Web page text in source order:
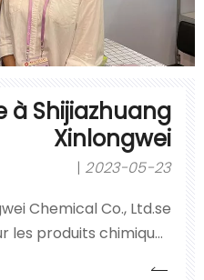
à Shijiazhuang
Xinlongwei
2023-05-23
Chemical Co., Ltd.se
les produits chimiques